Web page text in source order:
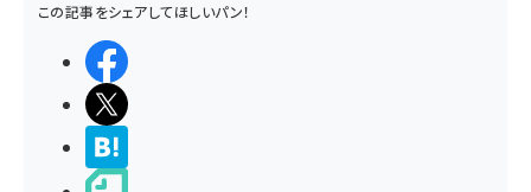
この記事をシェアしてほしいパン！